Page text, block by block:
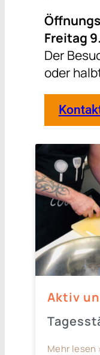
Freitag
Der
oder
Aktiv
Mehr lesen